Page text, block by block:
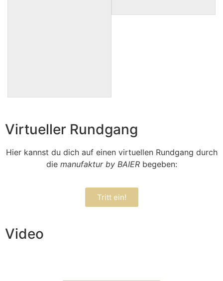
Virtueller Rundgang
Hier kannst du dich auf einen virtuellen Rundgang durch
die manufaktur by BAIERbegeben:
Tritt ein!
Video